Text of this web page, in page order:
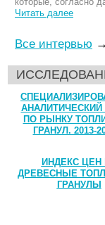
Читать далее
Все интервью →
АНАЛИТИЧЕСКИЙ
ПО РЫНКУ
ГРАНУЛ. 2013-
ИНДЕКС ЦЕН
ДРЕВЕСНЫЕ
ГРАНУЛЫ